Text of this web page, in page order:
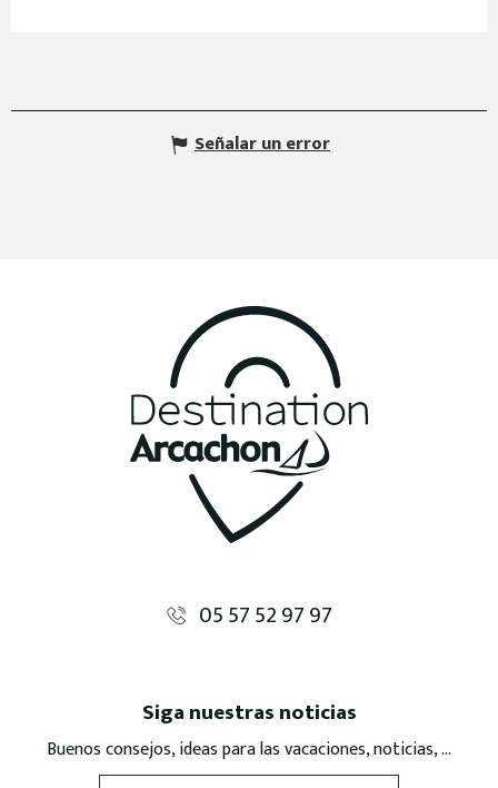
Señalar un error
05 57 52 97 97
Siga nuestras noticias
Buenos consejos, ideas para las vacaciones, noticias, ...